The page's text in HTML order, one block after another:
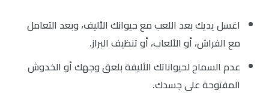
اغسل يديك بعد اللعب مع حيوانك الأليف، وبعد التعامل
مع الفراش، أو الألعاب، أو تنظيف البراز.
عدم السماح لحيواناتك الأليفة بلعق وجهك أو الخدوش
المفتوحة على جسدك.